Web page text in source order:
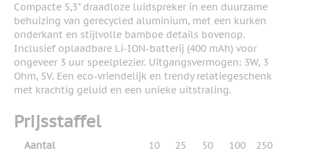
Compacte 5,3" draadloze luidspreker in een duurzame
behuizing van gerecycled aluminium, met een kurken
onderkant en stijlvolle bamboe details bovenop.
Inclusief oplaadbare Li-ION-batterij (400 mAh) voor
ongeveer 3 uur speelplezier. Uitgangsvermogen: 3W, 3
Ohm, 5V. Een eco-vriendelijk en trendy relatiegeschenk
met krachtig geluid en een unieke uitstraling.
Prijsstaffel
Aantal 10 25 50 100 250